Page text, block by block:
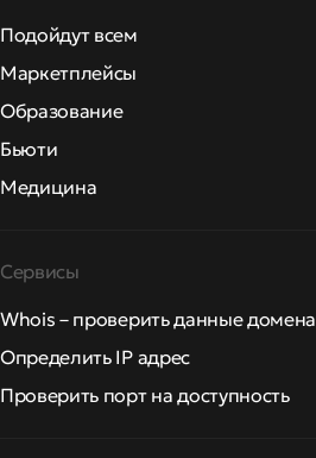
Подойдут всем
Маркетплейсы
Образование
Бьюти
Медицина
Сервисы
Whois – проверить данные домена
Определить IP адрес
Проверить порт на доступность